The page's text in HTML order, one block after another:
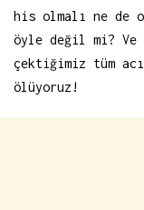
his olmalı ne de
öyle değil mi? Ve
çektiğimiz tüm
ölüyoruz!